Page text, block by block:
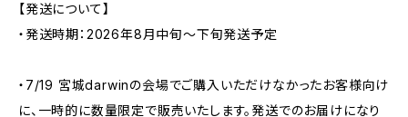
【発送について】
・発送時期：2026年8月中旬〜下旬発送予定
・7/19 宮城darwinの会場でご購入いただけなかったお客様向け
に、一時的に数量限定で販売いたします。発送でのお届けになり